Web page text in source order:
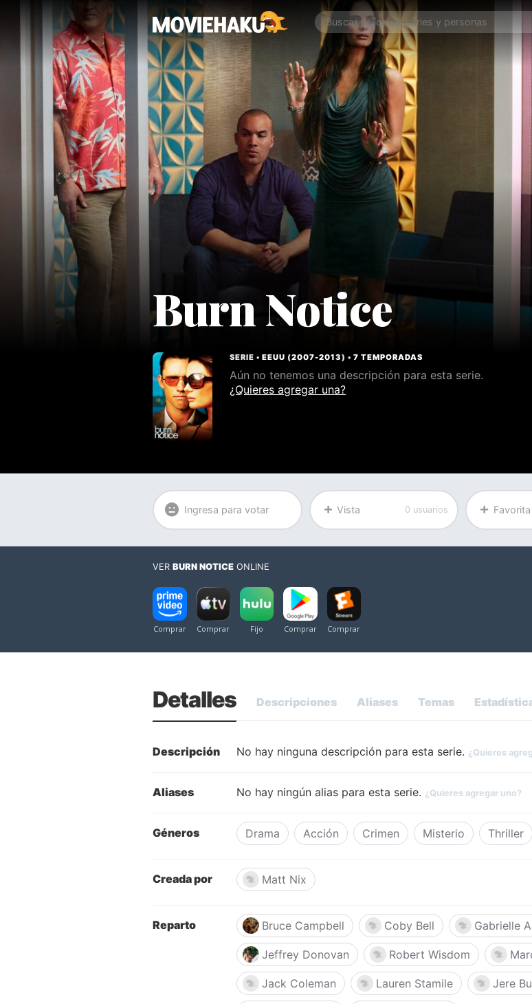
Burn Notice
SERIE •EEUU (2007-2013) •7 TEMPORADAS
Aún no tenemos una descripción para esta serie.
¿Quieres agregar una?
Ingresa para votar Vista 0 usuarios Favorita
VER BURN NOTICE ONLINE
Detalles Descripciones Aliases Temas
Descripción No hay ninguna descripción para esta serie. ¿Quieres
Aliases No hay ningún alias para esta serie. ¿Quieres agregar uno?
Géneros Drama Acción Crimen Misterio Thriller
Creada por Matt Nix
Reparto Bruce Campbell Coby Bell Gabrielle
Jeffrey Donovan Robert Wisdom
Jack Coleman Lauren Stamile Jere